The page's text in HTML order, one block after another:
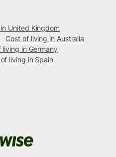
United Kingdom
Cost of living in Australia
living in Germany
living in Spain